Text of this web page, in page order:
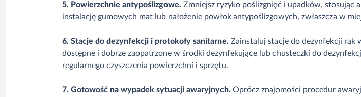
5. Powierzchnie antypoślizgowe. Zmniejsz ryzyko poślizgnięć i upadków, stosując
instalację gumowych mat lub nałożenie powłok antypoślizgowych, zwłaszcza w
6. Stacje do dezynfekcji i protokoły sanitarne. Zainstaluj stacje do dezynfekcji rąk
dostępne i dobrze zaopatrzone w środki dezynfekujące lub chusteczki do
regularnego czyszczenia powierzchni i sprzętu.
7. Gotowość na wypadek sytuacji awaryjnych. Oprócz znajomości procedur